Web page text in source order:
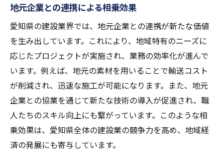
地元企業との連携による相乗効果
愛知県の建設業界では、地元企業との連携が新たな価値
を生み出しています。これにより、地域特有のニーズに
応じたプロジェクトが実施され、業務の効率化が進んで
います。例えば、地元の素材を用いることで輸送コスト
が削減され、迅速な施工が可能になります。また、地元
企業との協業を通じて新たな技術の導入が促進され、職
人たちのスキル向上にも繋がっています。このような相
乗効果は、愛知県全体の建設業の競争力を高め、地域経
済の発展にも寄与しています。